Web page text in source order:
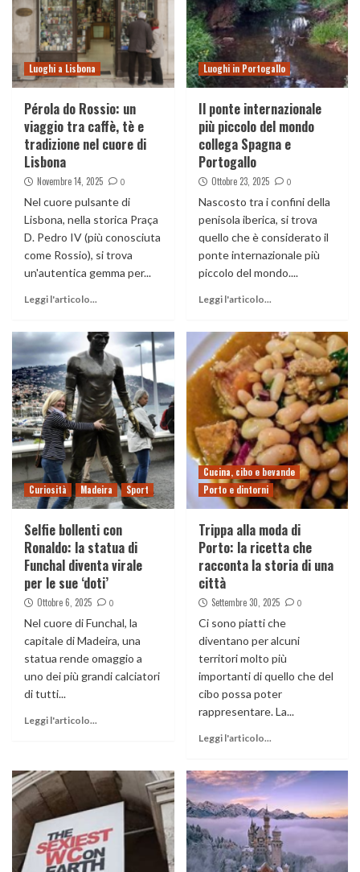
Luoghi a Lisbona
Pérola do Rossio: un
viaggio tra caffè, tè e
tradizione nel cuore di
Lisbona
Novembre 14, 2025 0
Nel cuore pulsante di
Lisbona, nella storica Praça
D. Pedro IV (più conosciuta
come Rossio), si trova
un'autentica gemma per...
Leggi l'articolo...
Luoghi in Portogallo
Il ponte internazionale
più piccolo del mondo
collega Spagna e
Portogallo
Ottobre 23, 2025 0
Nascosto tra i confini della
penisola iberica, si trova
quello che è considerato il
ponte internazionale più
piccolo del mondo....
Leggi l'articolo...
Curiosità Madeira Sport
Selfie bollenti con
Ronaldo: la statua di
Funchal diventa virale
per le sue ‘doti’
Ottobre 6, 2025 0
Nel cuore di Funchal, la
capitale di Madeira, una
statua rende omaggio a
uno dei più grandi calciatori
di tutti...
Leggi l'articolo...
Cucina, cibo e bevande
Porto e dintorni
Trippa alla moda di
Porto: la ricetta che
racconta la storia di una
città
Settembre 30, 2025 0
Ci sono piatti che
diventano per alcuni
territori molto più
importanti di quello che del
cibo possa poter
rappresentare. La...
Leggi l'articolo...